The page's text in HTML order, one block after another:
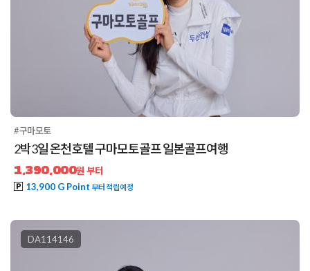
#구마모토
2박3일 온천호텔 구마모토골프 일본골프여행
1,390,000원 부터
13,900 G Point 부터 적립예정
DA114146